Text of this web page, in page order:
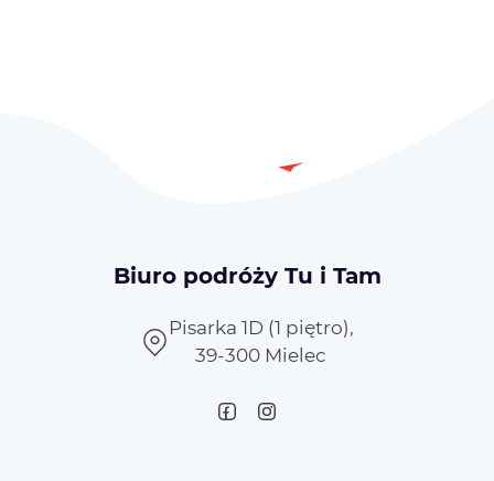
Biuro podróży Tu i Tam
Pisarka 1D (1 piętro),
39-300 Mielec